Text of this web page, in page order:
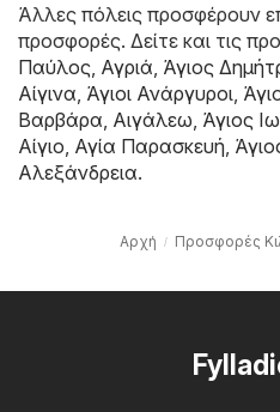
Άλλες πόλεις προσφέρουν
προσφορές. Δείτε και τις
Παύλος Αγριά Άγιος
Αίγινα Άγιοι Ανάργυροι
Βαρβάρα Αιγάλεω Άγιος
Αίγιο Αγία Παρασκευή
Αλεξάνδρεια.
Αρχή Προσφορές